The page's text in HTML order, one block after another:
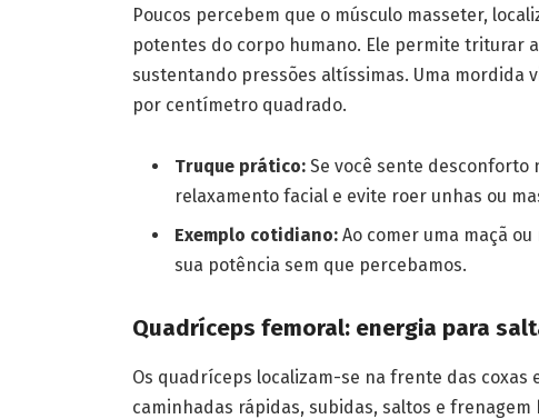
Poucos percebem que o músculo masseter,
potentes do corpo humano. Ele permite triturar
sustentando pressões altíssimas. Uma mordida
por centímetro quadrado.
Truque prático:Se você sente desconforto
relaxamento facial e evite roer unhas ou
Exemplo cotidiano:Ao comer uma maçã
sua potência sem que percebamos.
Quadríceps femoral: energia para
Os quadríceps localizam-se na frente das
caminhadas rápidas, subidas, saltos e